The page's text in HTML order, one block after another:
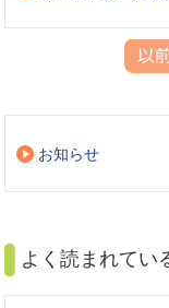
お知らせ
よく読まれてい